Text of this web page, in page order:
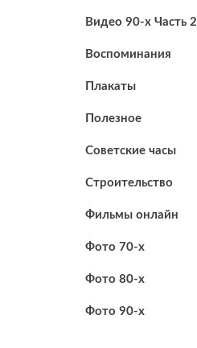
Видео 90-х Часть 2
Воспоминания
Плакаты
Полезное
Советские часы
Строительство
Фильмы онлайн
Фото 70-х
Фото 80-х
Фото 90-х